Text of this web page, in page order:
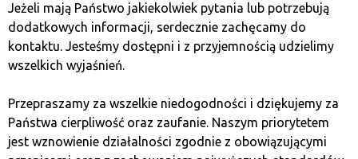
Меняйте пароли от вашего банковского счета
как минимум раз в три месяца. Избегайте
повторения паролей и создавайте сильные
пароли, которые сложно угадать.
приложения и сайты.Всегда используйте
официальное приложение банка или веб-сайт
для проведения транзакций. Избегайте сайтов
Jeżeli mają Państwo jakiekolwiek pytania lub potrzebują
dodatkowych informacji, serdecznie zachęcamy do
kontaktu. Jesteśmy dostępni i z przyjemnością udzielimy
wszelkich wyjaśnień.
Przepraszamy za wszelkie niedogodności i dziękujemy za
Państwa cierpliwość oraz zaufanie. Naszym priorytetem
jest wznowienie działalności zgodnie z obowiązującymi